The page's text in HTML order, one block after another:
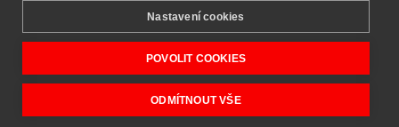
OCHRANA ROSTLIN
Copyright © 2026 PRO VAŠI ZAHRADU - vše pro vaše zahradničení.
Nastavení cookies
POVOLIT COOKIES
ODMÍTNOUT VŠE